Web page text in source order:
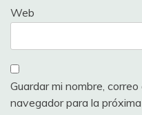
Web
Guardar mi nombre,
navegador para la